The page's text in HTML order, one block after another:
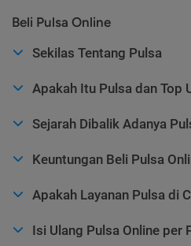
Beli Pulsa Online
Sekilas Tentang Pulsa
Apakah Itu Pulsa dan Top
Sejarah Dibalik Adanya
Keuntungan Beli Pulsa
Apakah Layanan Pulsa di
Isi Ulang Pulsa Online per